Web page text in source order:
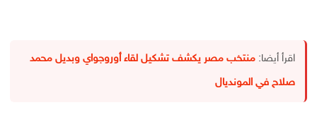
اقرأ أيضا: منتخب مصر يكشف تشكيل لقاء أوروجواي وبديل محمد
صلاح في المونديال